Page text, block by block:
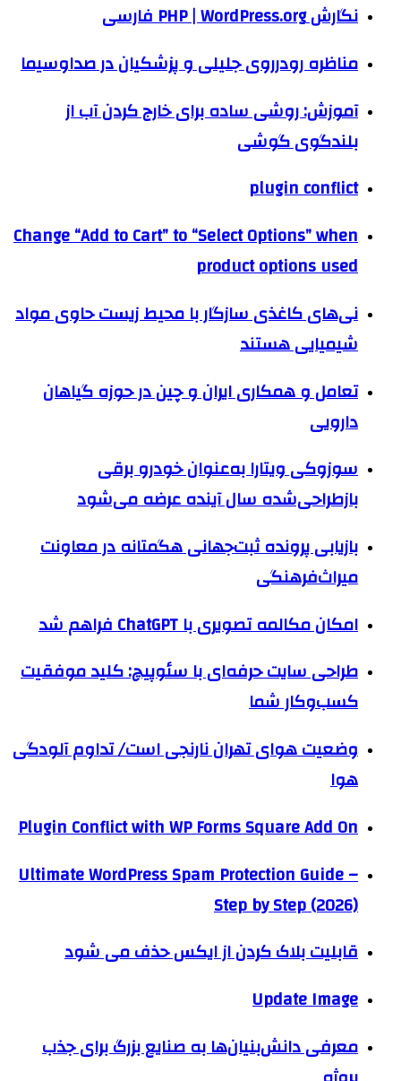
نگارش PHP | WordPress.org فارسی
مناظره رودرروی جلیلی و پزشکیان در صداوسیما
آموزش: روشی ساده برای خارج کردن آب از
بلندگوی گوشی
plugin conflict
Change “Add to Cart” to “Select Options” when
product options used
نی‌‌های کاغذی سازگار با محیط زیست حاوی مواد
شیمیایی‌ هستند
تعامل و همکاری ایران و چین در حوزه گیاهان
دارویی
سوزوکی ویتارا به‌عنوان خودرو برقی
بازطراحی‌شده سال آینده عرضه می‌شود
بازیابی پرونده ثبت‌جهانی هگمتانه در معاونت
میراث‌فرهنگی
امکان مکالمه تصویری با ChatGPT فراهم شد
طراحی سایت حرفه‌ای با سئوپیچ: کلید موفقیت
کسب‌وکار شما
وضعیت هوای تهران نارنجی است/ تداوم آلودگی
هوا
Plugin Conflict with WP Forms Square Add On
Ultimate WordPress Spam Protection Guide –
Step by Step (2026)
قابلیت بلاک کردن از ایکس حذف می شود
Update Image
معرفی دانش‌بنیان‌ها به صنایع بزرگ برای جذب